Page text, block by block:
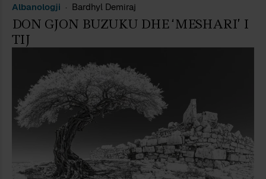
Albanologji Bardhyl Demiraj
DON GJON BUZUKU DHE ‘MESHARI’ I
TIJ